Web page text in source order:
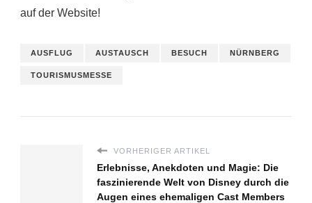
auf der Website!
AUSFLUG AUSTAUSCH BESUCH NÜRNBERG
TOURISMUSMESSE
VORHERIGER ARTIKEL
Erlebnisse, Anekdoten und Magie: Die
faszinierende Welt von Disney durch die
Augen eines ehemaligen Cast Members